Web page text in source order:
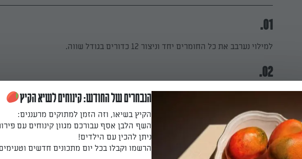
01.
למילוי נערבב את כל החומרים יחד וניצור 12 כדורים בגודל שווה.
02.
נעבור להכנת העוגיות, בקערה נערבב היטב חמאה רכה, סוכר חום כהה, סוכר לבן ומלח.
03.
נוסיף את הביצים ונאחד.
הנבחרים של החודש: קינוחים לשיא הקיץ
הקיץ בשיאו, וזה הזמן למתוקים מרעננים:
השף הלבן אסף עבורכם מגוון קינוחים עם
ניתן להכין עם הילדים!
הרשמו וקבלו בכל יום מתכונים חדשים